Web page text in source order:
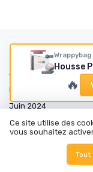
Wrappybag
Housse
🔥
Les articles
Janvier 2024
Mars 2024
Juin 2024
Août 2024
Ce site utilise des
vous souhaitez
Tout